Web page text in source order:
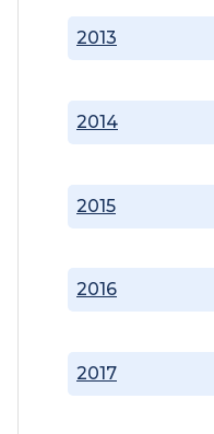
2013
2014
2015
2016
2017